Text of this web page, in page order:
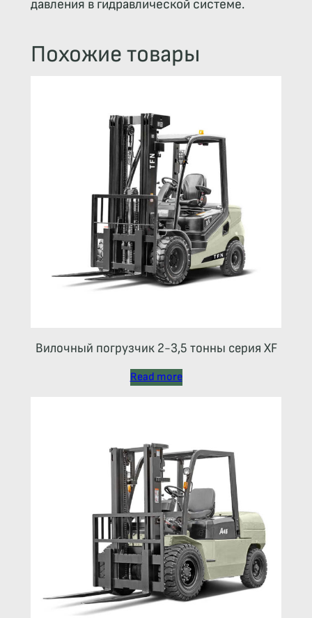
давления в гидравлической системе.
Похожие товары
Вилочный погрузчик 2-3,5 тонны серия XF
Read more